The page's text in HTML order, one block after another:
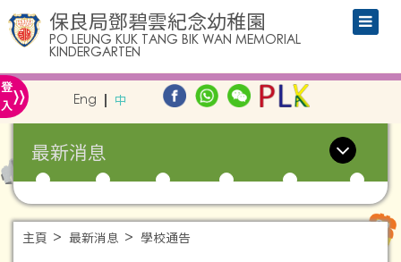
保良局鄧碧雲紀念幼稚園
PO LEUNG KUK TANG BIK WAN MEMORIAL
KINDERGARTEN
登
入» Eng 中
最新消息
主頁 最新消息 學校通告